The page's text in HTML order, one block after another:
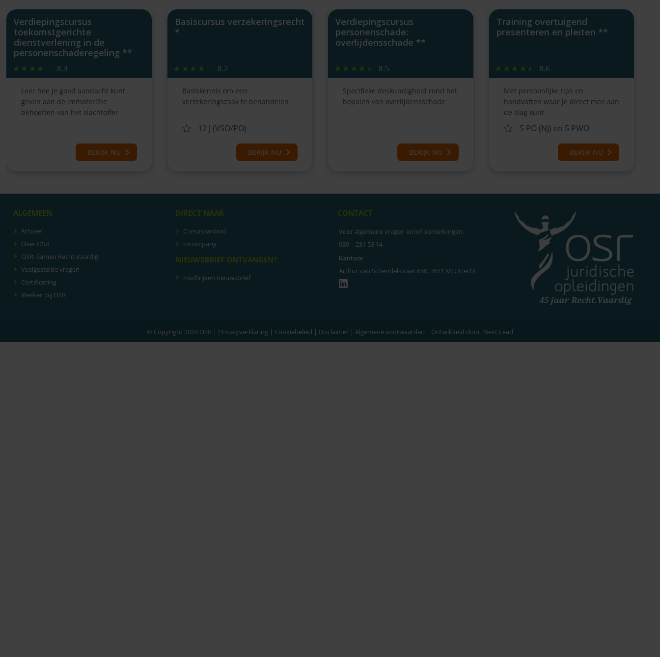
Verdiepingscursus
toekomstgerichte
dienstverlening in de
personenschaderegeling **
8.3
Leer hoe je goed aandacht kunt
geven aan de immateriële
behoeften van het slachtoffer
BEKIJK NU
Basiscursus verzekeringsrecht
*
8.2
Basiskennis om een
verzekeringszaak te behandelen
12 J (VSO/PO)
BEKIJK NU
Verdiepingscursus
personenschade:
overlijdensschade **
8.5
Specifieke deskundigheid rond het
bepalen van overlijdensschade
BEKIJK NU
Training overtuigend
presenteren en pleiten **
8.6
Met persoonlijke tips en
handvatten waar je direct mee aan
de slag kunt
5 PO (NJ) en 5 PWO
BEKIJK NU
ALGEMEEN
Actueel
Over OSR
OSR: Samen Recht.Vaardig
Veelgestelde vragen
Certificering
Werken bij OSR
DIRECT NAAR
Cursusaanbod
Incompany
NIEUWSBRIEF ONTVANGEN?
Inschrijven nieuwsbrief
CONTACT
Voor algemene vragen en/of opmerkingen:
030 – 231 53 14
Kantoor
Arthur van Schendelstraat 650, 3511 MJ Utrecht
LinkedIn
© Copyright 2024 OSR | Privacyverklaring | Cookiebeleid | Disclaimer | Algemene voorwaarden | Ontwikkeld door: Next Lead